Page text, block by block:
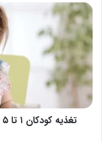
سنی
از
۶
تا
۱۲
ماهگی
تغذیه
کودکان
۱
تا
۵
سال
را
بشناسید
+